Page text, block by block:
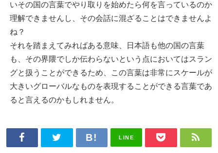
いその国の言葉でやり取りを始めたら何を言っているのか
理解できませんし、その会話に混ざることはできませんよ
ね？
それを踏まえてみればある意味、日本語も他の国の言葉
も、その界隈でしか伝わらないという点においてはスラン
グと扱うことができるため、この言葉は非常にスケールが
大きいグローバルなものを表現することができる言葉であ
ると言えるのかもしれません。
LINE